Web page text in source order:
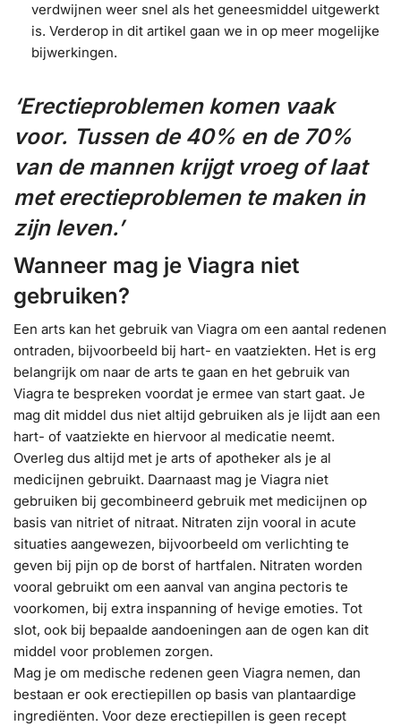
verdwijnen weer snel als het geneesmiddel uitgewerkt
is. Verderop in dit artikel gaan we in op meer mogelijke
bijwerkingen.
‘Erectieproblemen komen vaak
voor. Tussen de 40% en de 70%
van de mannen krijgt vroeg of laat
met erectieproblemen te maken in
zijn leven.’
Wanneer mag je Viagra niet
gebruiken?
Een arts kan het gebruik van Viagra om een aantal redenen
ontraden, bijvoorbeeld bij hart- en vaatziekten. Het is erg
belangrijk om naar de arts te gaan en het gebruik van
Viagra te bespreken voordat je ermee van start gaat. Je
mag dit middel dus niet altijd gebruiken als je lijdt aan een
hart- of vaatziekte en hiervoor al medicatie neemt.
Overleg dus altijd met je arts of apotheker als je al
medicijnen gebruikt. Daarnaast mag je Viagra niet
gebruiken bij gecombineerd gebruik met medicijnen op
basis van nitriet of nitraat. Nitraten zijn vooral in acute
situaties aangewezen, bijvoorbeeld om verlichting te
geven bij pijn op de borst of hartfalen. Nitraten worden
vooral gebruikt om een aanval van angina pectoris te
voorkomen, bij extra inspanning of hevige emoties. Tot
slot, ook bij bepaalde aandoeningen aan de ogen kan dit
middel voor problemen zorgen.
Mag je om medische redenen geen Viagra nemen, dan
bestaan er ook erectiepillen op basis van plantaardige
ingrediënten. Voor deze erectiepillen is geen recept